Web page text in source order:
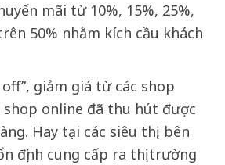
mãi từ 10%, 15%, 25%,
50% nhằm kích cầu khách
off”, giảm giá từ các shop
online đã thu hút được
Hay tại các siêu thị, bên
định cung cấp ra thị trường